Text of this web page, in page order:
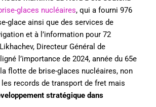
glaces nucléaires, qui a fourni 976
glace ainsi que des services de
et à l’information pour 72
Directeur Général de
l’importance de 2024, année du 65e
flotte de brise-glaces nucléaires, non
records de transport de fret mais
stratégique dans